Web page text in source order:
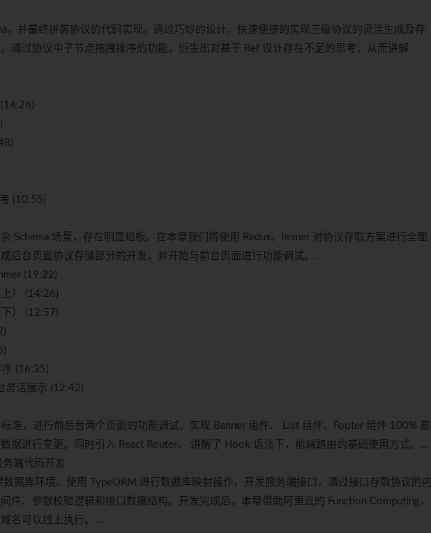
，并最终拼装协议的代码实现。通过巧妙的设计，快速便捷的实现三级协议的灵活生成及存
通过协议中子节点拖拽排序的功能，衍生出对基于 Ref 设计存在不足的思考，从而讲解
(10:55)
Schema 场景，存在明显短板。在本章我们将使用 Redux、Immer 对协议存取方案进行全面
后台页面协议存储部分的开发，并开始与前台页面进行功能调试。…
(19:22)
） (14:26)
） (12:57)
(16:35)
灵活展示 (12:42)
准，进行前后台两个页面的功能调试，实现 Banner 组件、 List 组件、Footer 组件 100% 基
据进行变更。同时引入 React Router， 讲解了 Hook 语法下，前端路由的基础使用方式。…
务端代码开发
据库环境、使用 TypeORM 进行数据库映射操作，开发服务端接口，通过接口存取协议的内
件、参数校验逻辑和接口数据结构。开发完成后，本章借助阿里云的 Function Computing，
名可以线上执行。…